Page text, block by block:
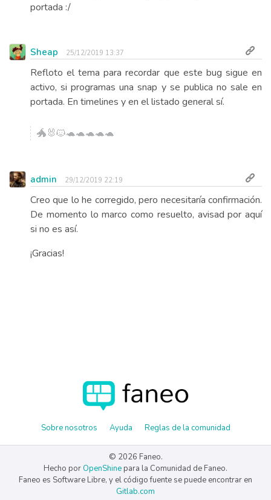
portada :/
Sheap 25/12/2019 13:37
Refloto el tema para recordar que este bug sigue en
activo, si programas una snap y se publica no sale en
portada. En timelines y en el listado general sí.
🐲🐰🐱🐢🐢🐢🐢🐢
admin 29/12/2019 22:19
Creo que lo he corregido, pero necesitaría confirmación.
De momento lo marco como resuelto, avisad por aquí
si no es así.
¡Gracias!
Sobre nosotros Ayuda Reglas de la comunidad
© 2026 Faneo.
Hecho por OpenShine para la Comunidad de Faneo.
Faneo es Software Libre, y el código fuente se puede encontrar en
Gitlab.com